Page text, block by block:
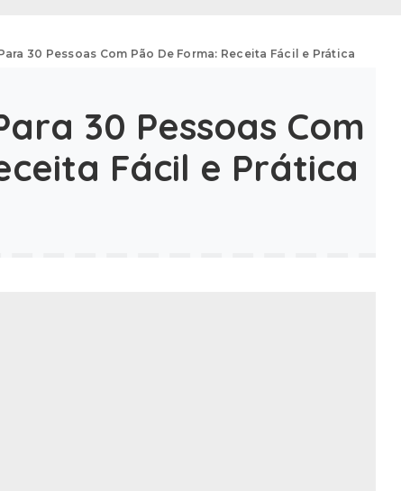
30 Pessoas Com Pão De Forma: Receita Fácil e Prática
30 Pessoas Com
Fácil e Prática